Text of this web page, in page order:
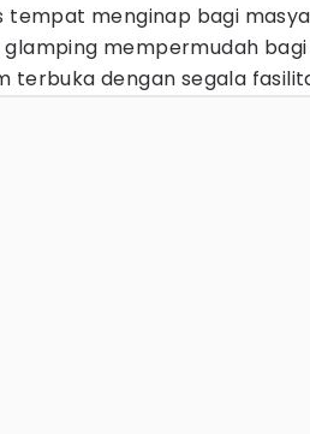
tempat menginap bagi
mempermudah bagi
terbuka dengan segala